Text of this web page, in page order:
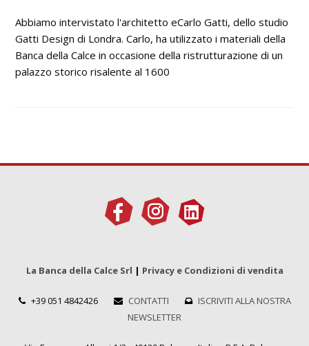
Abbiamo intervistato l'architetto eCarlo Gatti, dello studio
Gatti Design di Londra. Carlo, ha utilizzato i materiali della
Banca della Calce in occasione della ristrutturazione di un
palazzo storico risalente al 1600
La Banca della Calce Srl | Privacy e Condizioni di vendita
+39 051 4842426 CONTATTI
ISCRIVITI ALLA NOSTRA
NEWSLETTER